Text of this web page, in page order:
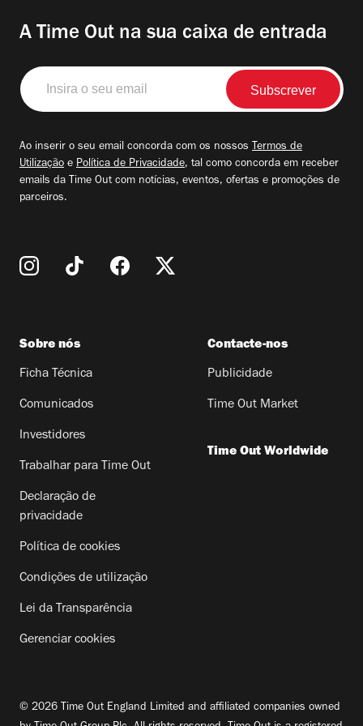
A Time Out na sua caixa de entrada
Insira
o
seu
Ao inserir o seu email concorda com os nossos Termos de
Utilização e Política de Privacidade, tal como concorda em receber
emails da Time Out com notícias, eventos, ofertas e promoções de
parceiros.
Sobre nós
Ficha Técnica
Comunicados
Investidores
Trabalhar para Time Out
Declaração de
privacidade
Política de cookies
Condições de utilização
Lei da Transparência
Gerenciar cookies
Contacte-nos
Publicidade
Time Out Market
Time Out Worldwide
© 2026 Time Out England Limited and affiliated companies owned